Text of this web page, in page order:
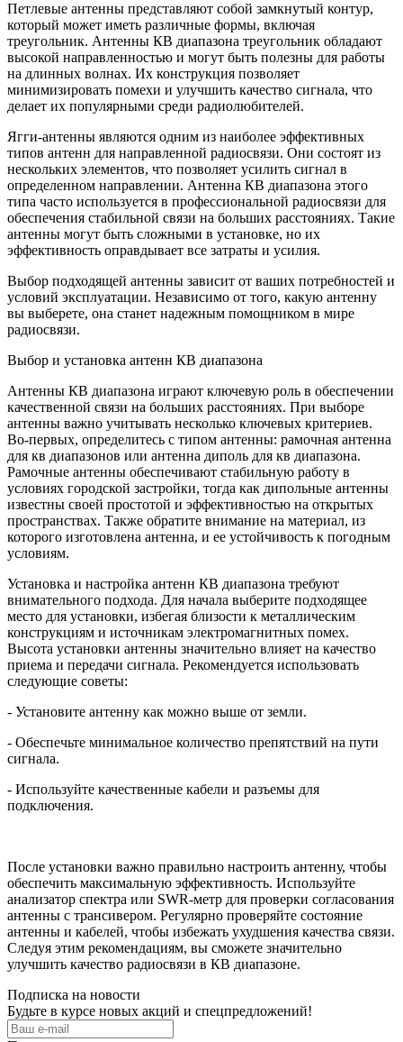
Петлевые антенны представляют собой замкнутый контур,
который может иметь различные формы, включая
треугольник. Антенны КВ диапазона треугольник обладают
высокой направленностью и могут быть полезны для работы
на длинных волнах. Их конструкция позволяет
минимизировать помехи и улучшить качество сигнала, что
делает их популярными среди радиолюбителей.
Ягги-антенны являются одним из наиболее эффективных
типов антенн для направленной радиосвязи. Они состоят из
нескольких элементов, что позволяет усилить сигнал в
определенном направлении. Антенна КВ диапазона этого
типа часто используется в профессиональной радиосвязи для
обеспечения стабильной связи на больших расстояниях. Такие
антенны могут быть сложными в установке, но их
эффективность оправдывает все затраты и усилия.
Выбор подходящей антенны зависит от ваших потребностей и
условий эксплуатации. Независимо от того, какую антенну
вы выберете, она станет надежным помощником в мире
радиосвязи.
Выбор и установка антенн КВ диапазона
Антенны КВ диапазона играют ключевую роль в обеспечении
качественной связи на больших расстояниях. При выборе
антенны важно учитывать несколько ключевых критериев.
Во-первых, определитесь с типом антенны: рамочная антенна
для кв диапазонов или антенна диполь для кв диапазона.
Рамочные антенны обеспечивают стабильную работу в
условиях городской застройки, тогда как дипольные антенны
известны своей простотой и эффективностью на открытых
пространствах. Также обратите внимание на материал, из
которого изготовлена антенна, и ее устойчивость к погодным
условиям.
Установка и настройка антенн КВ диапазона требуют
внимательного подхода. Для начала выберите подходящее
место для установки, избегая близости к металлическим
конструкциям и источникам электромагнитных помех.
Высота установки антенны значительно влияет на качество
приема и передачи сигнала. Рекомендуется использовать
следующие советы:
- Установите антенну как можно выше от земли.
- Обеспечьте минимальное количество препятствий на пути
сигнала.
- Используйте качественные кабели и разъемы для
подключения.
После установки важно правильно настроить антенну, чтобы
обеспечить максимальную эффективность. Используйте
анализатор спектра или SWR-метр для проверки согласования
антенны с трансивером. Регулярно проверяйте состояние
антенны и кабелей, чтобы избежать ухудшения качества связи.
Следуя этим рекомендациям, вы сможете значительно
улучшить качество радиосвязи в КВ диапазоне.
Подписка на новости
Будьте в курсе новых акций и спецпредложений!